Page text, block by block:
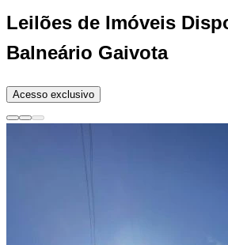
Leilões de Imóveis
Balneário Gaivota
Acesso exclusivo